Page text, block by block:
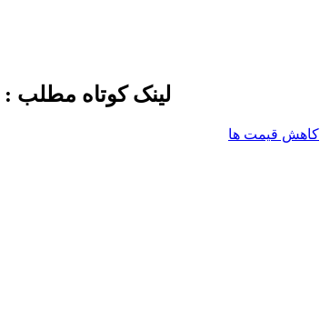
لینک کوتاه مطلب :
کاهش قیمت ها